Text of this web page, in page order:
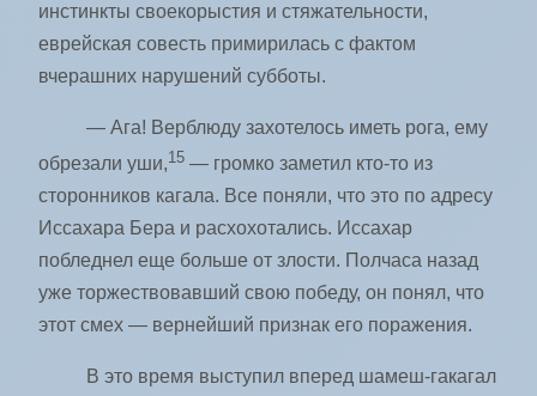
инстинкты своекорыстия и стяжательности,
еврейская совесть примирилась с фактом
вчерашних нарушений субботы.
— Ага! Верблюду захотелось иметь рога, ему
обрезали уши,15— громко заметил кто-то из
сторонников кагала. Все поняли, что это по адресу
Иссахара Бера и расхохотались. Иссахар
побледнел еще больше от злости. Полчаса назад
уже торжествовавший свою победу, он понял, что
этот смех — вернейший признак его поражения.
В это время выступил вперед шамеш-гакагал